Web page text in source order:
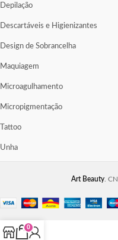
Depilação
Descartáveis e Higienizantes
Design de Sobrancelha
Maquiagem
Microagulhamento
Micropigmentação
Tattoo
Unha
Art Beauty.
0